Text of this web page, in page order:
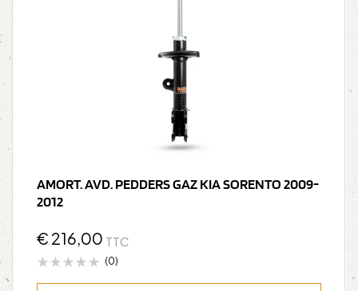
AMORT. AVD. PEDDERS GAZ KIA SORENTO 2009-
2012
€ 216,00 TTC
(0)